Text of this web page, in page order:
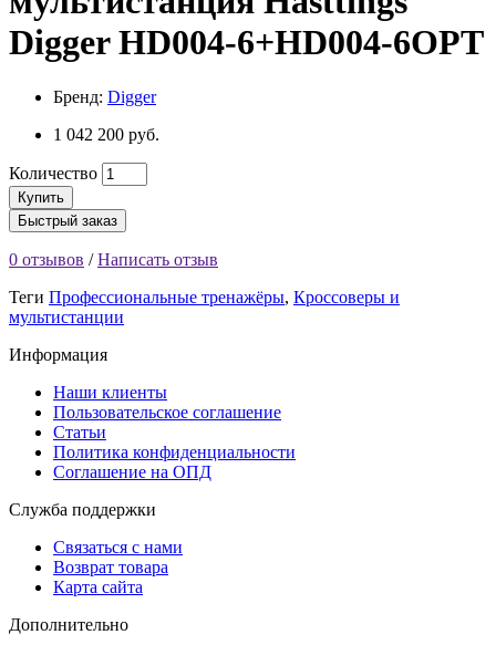
Digger HD004-6+HD004-6OPT
Бренд: Digger
1 042 200 руб.
Количество
Купить
Быстрый заказ
0 отзывов /Написать отзыв
Теги Профессиональные тренажёры, Кроссоверы и
мультистанции
Информация
Наши клиенты
Пользовательское соглашение
Статьи
Политика конфиденциальности
Соглашение на ОПД
Служба поддержки
Связаться с нами
Возврат товара
Карта сайта
Дополнительно